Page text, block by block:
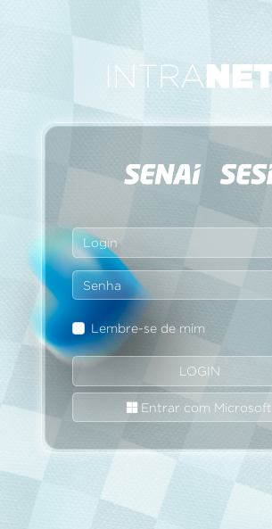
Lembre-se de mim
LOGIN
Entrar com Microsoft